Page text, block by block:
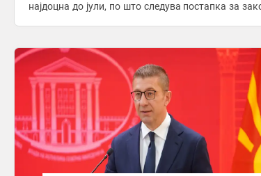
најдоцна до јули, по што следува постапка за